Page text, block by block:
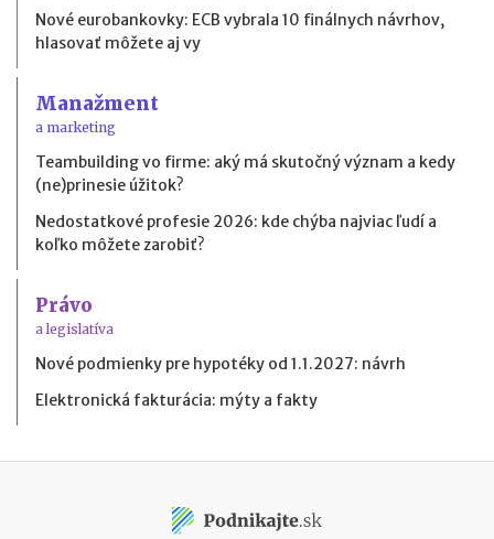
Nové eurobankovky: ECB vybrala 10 finálnych návrhov,
hlasovať môžete aj vy
Manažment
a marketing
Teambuilding vo firme: aký má skutočný význam a kedy
(ne)prinesie úžitok?
Nedostatkové profesie 2026: kde chýba najviac ľudí a
koľko môžete zarobiť?
Právo
a legislatíva
Nové podmienky pre hypotéky od 1.1.2027: návrh
Elektronická fakturácia: mýty a fakty